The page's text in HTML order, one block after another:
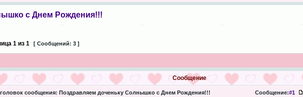
с Днем Рождения!!!
1из 1 [ Сообщений: 3 ]
Сообщение
сообщения: Поздравляем доченьку Солнышко с Днем Рождения!!! Сообщение:#1